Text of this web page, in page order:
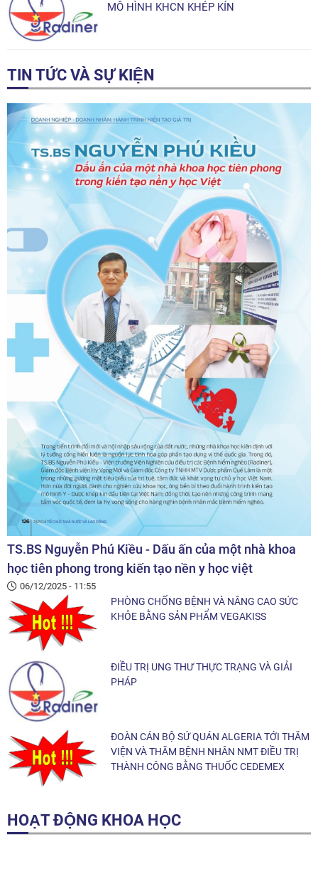
MÔ HÌNH KHCN KHÉP KÍN
TIN TỨC VÀ SỰ KIỆN
TS.BS Nguyễn Phú Kiều - Dấu ấn của một nhà khoa
học tiên phong trong kiến tạo nền y học việt
06/12/2025 - 11:55
PHÒNG CHỐNG BỆNH VÀ NÂNG CAO SỨC
KHỎE BẰNG SẢN PHẨM VEGAKISS
ĐIỀU TRỊ UNG THƯ THỰC TRẠNG VÀ GIẢI
PHÁP
ĐOÀN CÁN BỘ SỨ QUÁN ALGERIA TỚI THĂM
VIỆN VÀ THĂM BỆNH NHÂN NMT ĐIỀU TRỊ
THÀNH CÔNG BẰNG THUỐC CEDEMEX
HOẠT ĐỘNG KHOA HỌC